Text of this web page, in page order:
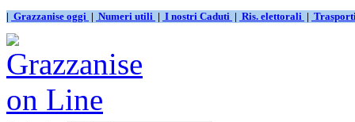
| Grazzanise oggi | Numeri utili | I nostri Caduti | Ris. elettorali |